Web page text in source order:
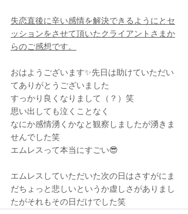
失恋直後に辛い感情を解決できるようにとセ
ッションをさせて頂いたクライアントさまか
らのご感想です。
おはようございます✨先日は助けていただい
てありがとうございました
すっかり良くなりまして（？）笑
思い出しても泣くことなく
なにか感情湧くかなと観察しましたが湧きま
せんでした笑
エムレスって本当にすごい😎
エムレスしていただいた次の日はさすがにま
だちょっと悲しいというか虚しさがありまし
たがそれもその日だけでした笑